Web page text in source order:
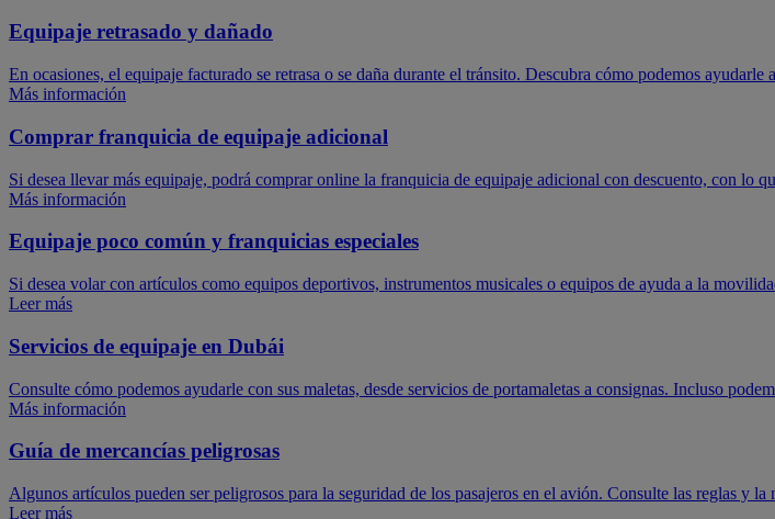
Equipaje retrasado y dañado
En ocasiones, el equipaje facturado se retrasa o se daña durante el tránsito. Descubra cómo podemos ayudarle
Más información
Comprar franquicia de equipaje adicional
Si desea llevar más equipaje, podrá comprar online la franquicia de equipaje adicional con descuento, con lo
Más información
Equipaje poco común y franquicias especiales
Si desea volar con artículos como equipos deportivos, instrumentos musicales o equipos de ayuda a la
Leer más
Servicios de equipaje en Dubái
Consulte cómo podemos ayudarle con sus maletas, desde servicios de portamaletas a consignas. Incluso
Más información
Guía de mercancías peligrosas
Algunos artículos pueden ser peligrosos para la seguridad de los pasajeros en el avión. Consulte las reglas y
Leer más